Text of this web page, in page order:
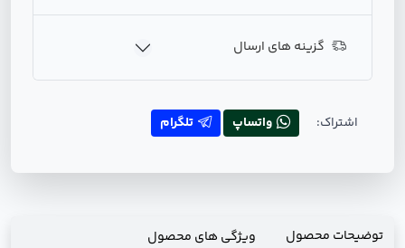
گزینه های ارسال
اشتراک: واتساپ تلگرام
توضیحات محصول ویژگی های محصول